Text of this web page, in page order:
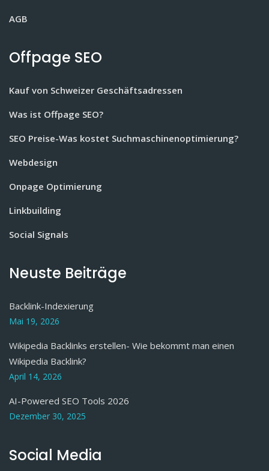
AGB
Offpage SEO
Kauf von Schweizer Geschäftsadressen
Was ist Offpage SEO?
SEO Preise-Was kostet Suchmaschinenoptimierung?
Webdesign
Onpage Optimierung
Linkbuilding
Social Signals
Neuste Beiträge
Backlink-Indexierung
Mai 19, 2026
Wikipedia Backlinks erstellen- Wie bekommt man einen
Wikipedia Backlink?
April 14, 2026
AI-Powered SEO Tools 2026
Dezember 30, 2025
Social Media